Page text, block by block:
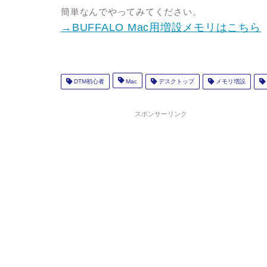
簡単なんでやってみてください。
→BUFFALO Mac用増設メモリはこちら
DTM初心者 Mac デスクトップ メモリ増設
スポンサーリンク